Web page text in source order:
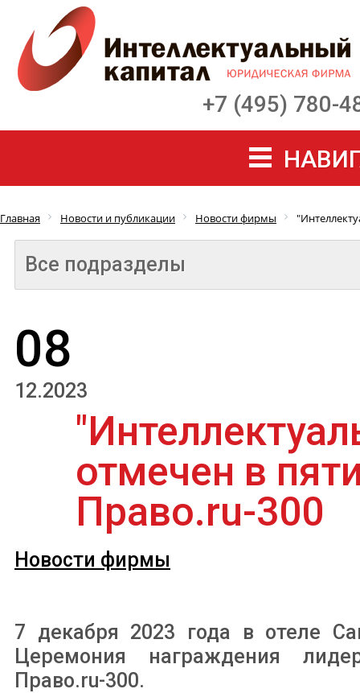
+7 (495) 780-
Главная Новости и публикации Новости фирмы
08
12.2023
отмечен в
Право.ru-300
Новости фирмы
7 декабря 2023 года в отеле
Церемония награждения
Право.ru-300.
Все подразделы